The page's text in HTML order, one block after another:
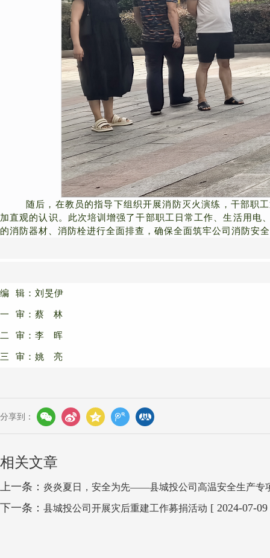
随后，在教员的指导下组织开展消防灭火演练，干部职
加直观的认识。此次培训增强了干部职工日常工作、生活用
的消防器材、消防栓进行全面排查，确保全面筑牢公司消防安
编 辑：刘旻伊
一 审：蔡 林
二 审：李 晖
三 审：姚 亮
分享到：
相关文章
上一条： 炎炎夏日，安全为先——县城投公司高温安全生产专
下一条： 县城投公司开展灾后重建工作募捐活动 [ 2024-07-